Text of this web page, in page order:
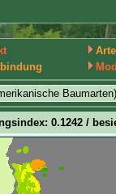
Baumarten)
0.1242 /